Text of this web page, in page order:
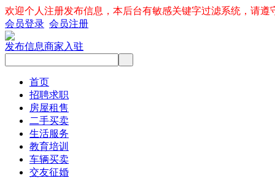
欢迎个人注册发布信息，本后台有敏感关键字过滤系统，请遵
会员登录 会员注册
发布信息商家入驻
首页
招聘求职
房屋租售
二手买卖
生活服务
教育培训
车辆买卖
交友征婚